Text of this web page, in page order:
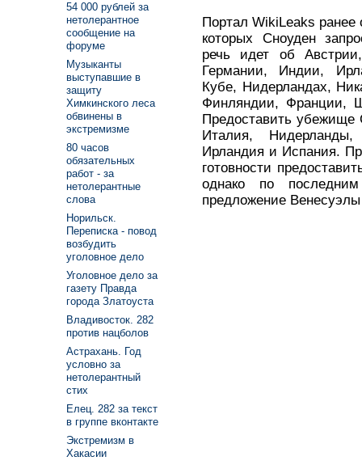
Портал WikiLeaks ранее
которых Сноуден
речь идет об
Германии, Индии,
Кубе, Нидерландах,
Финляндии, Франции,
Предоставить убежище
Италия,
Ирландия и Испания.
готовности
однако по
предложение
54 000 рублей за
нетолерантное
сообщение на
форуме
Музыканты
выступавшие в
защиту
Химкинского леса
обвинены в
экстремизме
80 часов
обязательных
работ - за
нетолерантные
слова
Норильск.
Переписка - повод
возбудить
уголовное дело
Уголовное дело за
газету Правда
города Златоуста
Владивосток. 282
против нацболов
Астрахань. Год
условно за
нетолерантный
стих
Елец. 282 за текст
в группе вконтакте
Экстремизм в
Хакасии